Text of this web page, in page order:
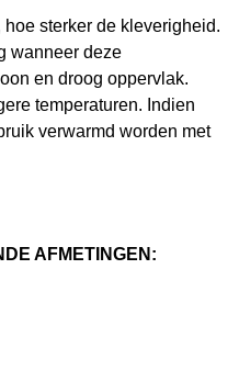
sterker de kleverigheid.
wanneer deze
en droog oppervlak.
temperaturen. Indien
verwarmd worden met
AFMETINGEN: